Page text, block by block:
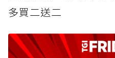
多買二送二